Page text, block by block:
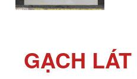
GẠCH